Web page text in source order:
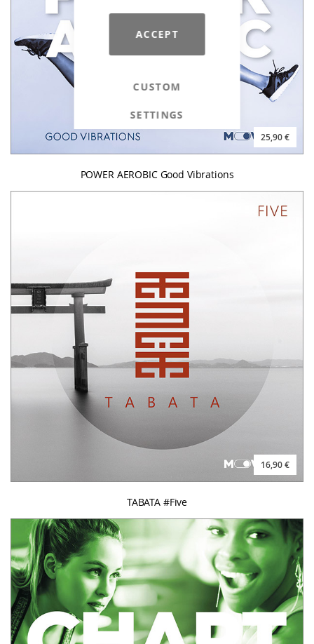
ACCEPT
CUSTOM
SETTINGS
25,90 €
POWER AEROBIC Good Vibrations
16,90 €
TABATA #Five